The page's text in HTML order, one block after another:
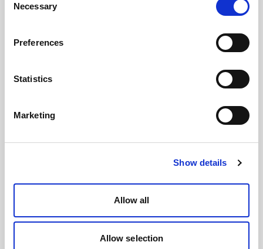
Selection
Necessary
Preferences
Statistics
Marketing
Show details
Allow all
Allow selection